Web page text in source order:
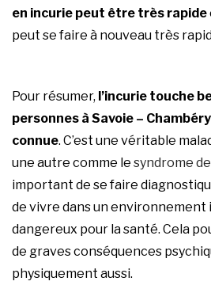
en incurie peut être très rapide
peut se faire à nouveau très
Pour résumer, l’incurie touche
personnes à Savoie –
connue. C’est une véritable
une autre comme le syndrome
important de se faire
de vivre dans un environnement
dangereux pour la santé. Cela
de graves conséquences
physiquement aussi.